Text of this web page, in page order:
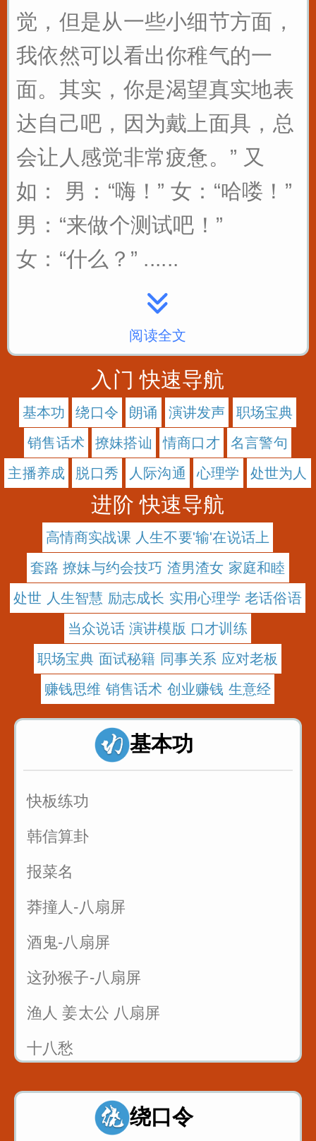
觉，但是从一些小细节方面，
我依然可以看出你稚气的一
面。其实，你是渴望真实地表
达自己吧，因为戴上面具，总
会让人感觉非常疲惫。” 又
如： 男：“嗨！” 女：“哈喽！”
男：“来做个测试吧！”
女：“什么？” ......
阅读全文
入门 快速导航
基本功 绕口令 朗诵 演讲发声
职场宝典
销售话术
撩妹搭讪 情商口才
名言警句
主播养成
脱口秀 人际沟通 心理学 处世为人
进阶 快速导航
高情商实战课 人生不要'输'在说话上
套路 撩妹与约会技巧 渣男渣女 家庭和睦
处世 人生智慧 励志成长 实用心理学 老话俗语
当众说话 演讲模版 口才训练
职场宝典 面试秘籍 同事关系 应对老板
赚钱思维 销售话术 创业赚钱 生意经
基本功
快板练功
韩信算卦
报菜名
莽撞人-八扇屏
酒鬼-八扇屏
这孙猴子-八扇屏
渔人 姜太公 八扇屏
十八愁
诸葛亮 八扇屏 绕口令